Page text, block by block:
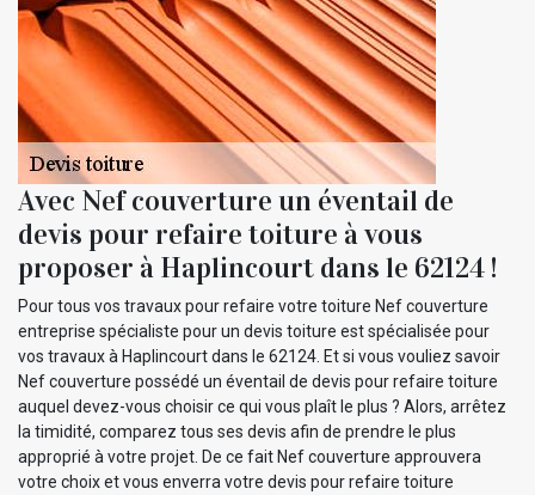
Avec Nef couverture un éventail de
devis pour refaire toiture à vous
proposer à Haplincourt dans le 62124 !
Pour tous vos travaux pour refaire votre toiture Nef couverture
entreprise spécialiste pour un devis toiture est spécialisée pour
vos travaux à Haplincourt dans le 62124. Et si vous vouliez savoir
Nef couverture possédé un éventail de devis pour refaire toiture
auquel devez-vous choisir ce qui vous plaît le plus ? Alors, arrêtez
la timidité, comparez tous ses devis afin de prendre le plus
approprié à votre projet. De ce fait Nef couverture approuvera
votre choix et vous enverra votre devis pour refaire toiture